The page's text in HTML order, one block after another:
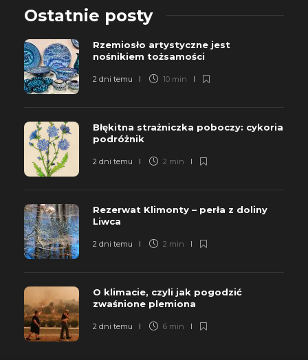
Ostatnie posty
Rzemiosło artystyczne jest
nośnikiem tożsamości
2 dni temu 10 min
Błękitna strażniczka poboczy: cykoria
podróżnik
2 dni temu 2 min
Rezerwat Klimonty – perła z doliny
Liwca
2 dni temu 2 min
O klimacie, czyli jak pogodzić
zwaśnione plemiona
2 dni temu 6 min